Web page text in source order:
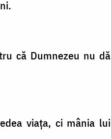
că Dumnezeu nu dă
viaţa, ci mânia lui